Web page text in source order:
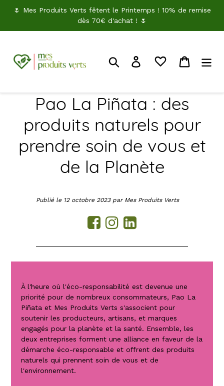
🌷 Mes Produits Verts fêtent le Printemps ! 10% de remise
dès 70€ d'achat ! 🌷
RechercherJe me connectePanier
Pao La Piñata : des
produits naturels pour
prendre soin de vous et
de la Planète
Publié le 12 octobre 2023 par Mes Produits Verts
À l'heure où l'éco-responsabilité est devenue une
priorité pour de nombreux consommateurs, Pao La
Piñata et Mes Produits Verts s'associent pour
soutenir les producteurs, artisans, et marques
engagés pour la planète et la santé. Ensemble, les
deux entreprises forment une alliance en faveur de la
démarche éco-responsable et offrent des produits
naturels qui prennent soin de vous et de
l'environnement.